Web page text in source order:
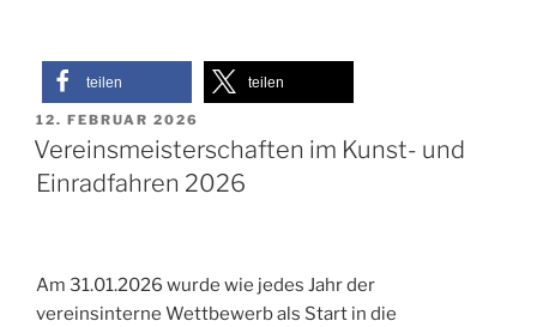
teilen teilen
VERÖFFENTLICHT
AM
12. FEBRUAR 2026
Vereinsmeisterschaften im Kunst- und
Einradfahren 2026
Am 31.01.2026 wurde wie jedes Jahr der
vereinsinterne Wettbewerb als Start in die